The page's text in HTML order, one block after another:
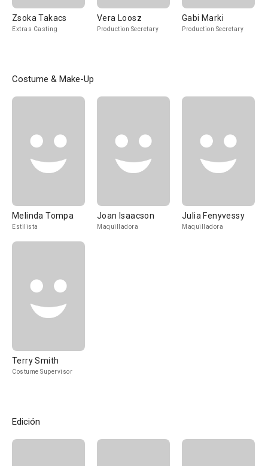
Zsoka Takacs
Extras Casting
Vera Loosz
Production Secretary
Gabi Marki
Production Secretary
Costume & Make-Up
Melinda Tompa
Estilista
Joan Isaacson
Maquilladora
Julia Fenyvessy
Maquilladora
Terry Smith
Costume Supervisor
Edición